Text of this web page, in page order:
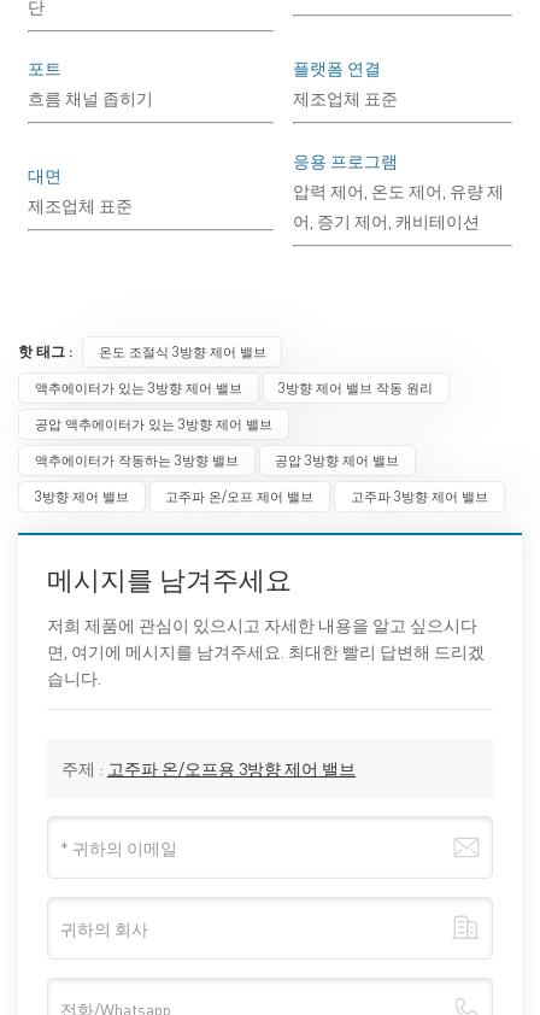
단
포트
흐름 채널 좁히기
플랫폼 연결
제조업체 표준
대면
제조업체 표준
응용 프로그램
압력 제어, 온도 제어, 유량 제
어, 증기 제어, 캐비테이션
핫 태그 :
온도 조절식 3방향 제어 밸브
액추에이터가 있는 3방향 제어 밸브
3방향 제어 밸브 작동 원리
공압 액추에이터가 있는 3방향 제어 밸브
액추에이터가 작동하는 3방향 밸브
공압 3방향 제어 밸브
3방향 제어 밸브
고주파 온/오프 제어 밸브 고주파 3방향 제어 밸브
메시지를 남겨주세요
저희 제품에 관심이 있으시고 자세한 내용을 알고 싶으시다
면, 여기에 메시지를 남겨주세요. 최대한 빨리 답변해 드리겠
습니다.
주제 : 고주파 온/오프용 3방향 제어 밸브